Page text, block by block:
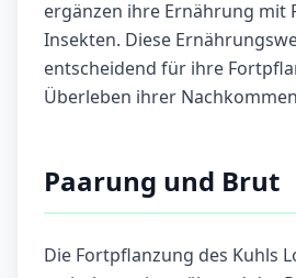
ergänzen ihre Ernährung mit
Insekten. Diese
entscheidend für ihre
Überleben ihrer
Paarung und Brut
Die Fortpflanzung des Kuhls